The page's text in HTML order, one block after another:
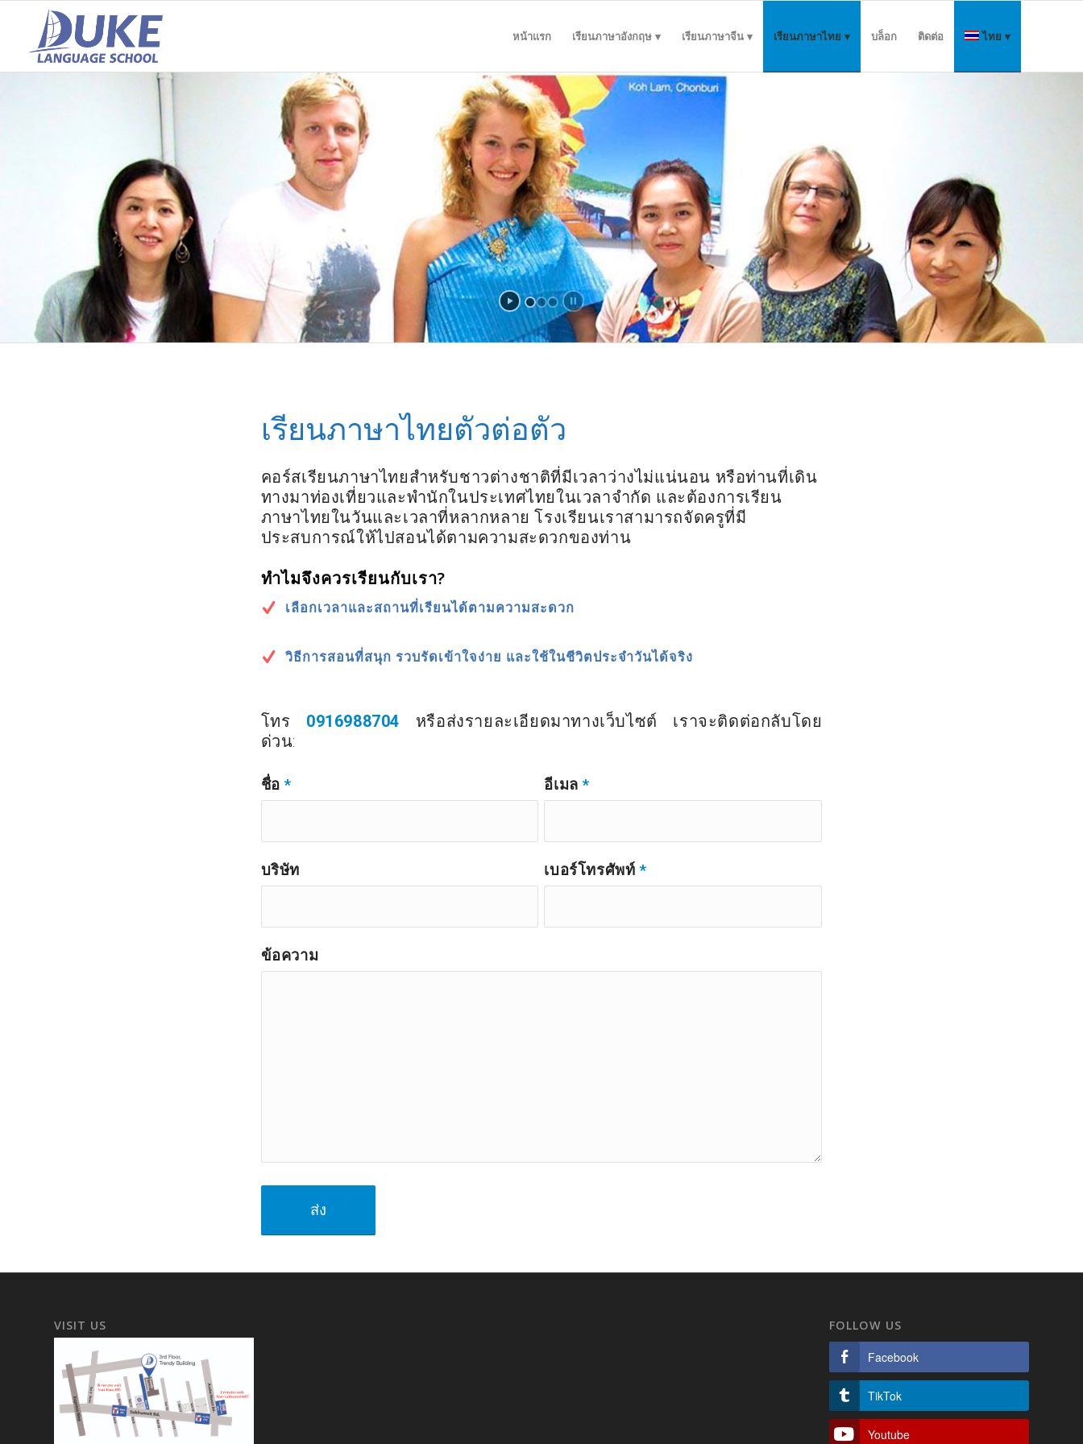
หน้าแรก เรียนภาษาอังกฤษ เรียนภาษาจีน เรียนภาษาไทย บล็อก ติดต่อ ไทย
เรียนภาษาไทยตัวต่อตัว
คอร์สเรียนภาษาไทยสำหรับชาวต่างชาติที่มีเวลาว่างไม่แน่นอน หรือท่านที่เดิน
ทางมาท่องเที่ยวและพำนักในประเทศไทยในเวลาจำกัด และต้องการเรียน
ภาษาไทยในวันและเวลาที่หลากหลาย โรงเรียนเราสามารถจัดครูที่มี
ประสบการณ์ให้ไปสอนได้ตามความสะดวกของท่าน
ทำไมจึงควรเรียนกับเรา?
เลือกเวลาและสถานที่เรียนได้ตามความสะดวก
วิธีการสอนที่สนุก รวบรัดเข้าใจง่าย และใช้ในชีวิตประจำวันได้จริง
โทร 0916988704 หรือส่งรายละเอียดมาทางเว็บไซต์ เราจะติดต่อกลับโดย
ด่วน:
ชื่อ* อีเมล*
บริษัท เบอร์โทรศัพท์*
ข้อความ
VISIT US FOLLOW US
Facebook
TikTok
Youtube